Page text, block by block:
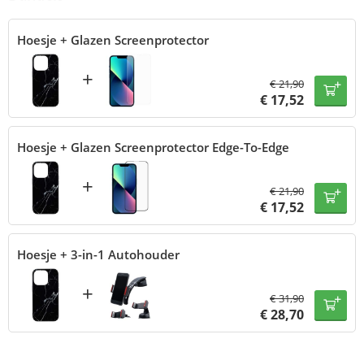
Hoesje + Glazen Screenprotector
+ €21,90
€ 17,52
Hoesje + Glazen Screenprotector Edge-To-Edge
+ €21,90
€ 17,52
Hoesje + 3-in-1 Autohouder
+ €31,90
€28,70